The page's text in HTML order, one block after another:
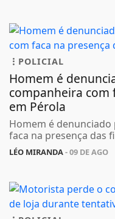
POLICIAL
Homem é
companheira com
em Pérola
Homem é
faca na presença das
LÉO MIRANDA- 09 DE AGO